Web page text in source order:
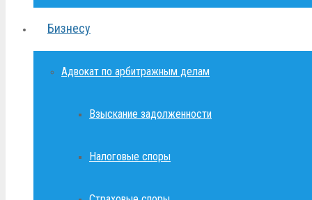
Бизнесу
Адвокат по арбитражным делам
Взыскание задолженности
Налоговые споры